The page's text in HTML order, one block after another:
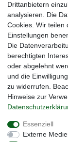
Drittanbietern
analysieren. Die
Cookies. Wir teilen
Einstellungen
Die
berechtigten
oder abgelehnt
und die
zu widerrufen.
Hinweise zur
Essenziell
Externe